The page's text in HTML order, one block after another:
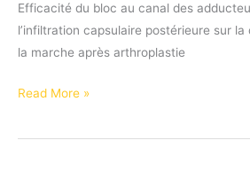
Efficacité du bloc au canal des
l’infiltration capsulaire postérieure sur
la marche après arthroplastie
Les
Tamine,
Read More »